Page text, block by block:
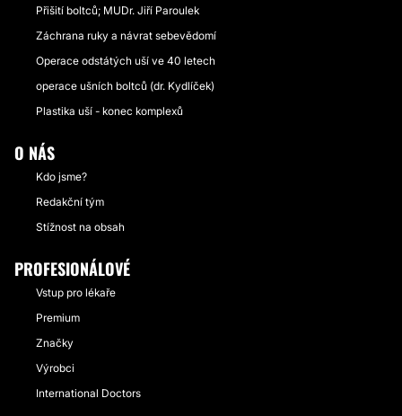
Přišití boltců; MUDr. Jiří Paroulek
Záchrana ruky a návrat sebevědomí
Operace odstátých uší ve 40 letech
operace ušních boltců (dr. Kydlíček)
Plastika uší - konec komplexů
O NÁS
Kdo jsme?
Redakční tým
Stížnost na obsah
PROFESIONÁLOVÉ
Vstup pro lékaře
Premium
Značky
Výrobci
International Doctors